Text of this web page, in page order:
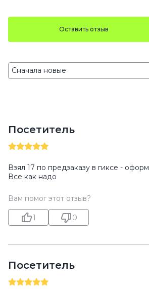
Оставить отзыв
Посетитель
Взял 17 по предзаказу в гиксе -
Все как надо
Вам помог этот отзыв?
1 0
Посетитель